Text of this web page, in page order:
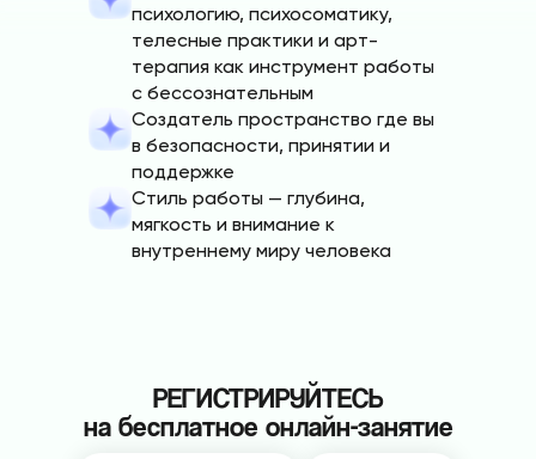
психологию, психосоматику,
телесные практики и арт-
терапия как инструмент работы
с бессознательным
Создатель пространство где вы
в безопасности, принятии и
поддержке
Стиль работы — глубина,
мягкость и внимание к
внутреннему миру человека
РЕГИСТРИРУЙТЕСЬ
на бесплатное онлайн-занятие